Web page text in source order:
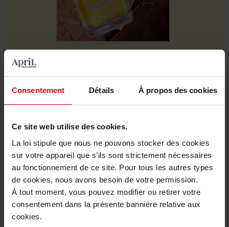
Consentement Détails À propos des cookies
Ce site web utilise des cookies.
La loi stipule que nous ne pouvons stocker des cookies
sur votre appareil que s’ils sont strictement nécessaires
au fonctionnement de ce site. Pour tous les autres types
de cookies, nous avons besoin de votre permission.
À tout moment, vous pouvez modifier ou retirer votre
consentement dans la présente bannière relative aux
cookies.
L’empreinte d’une liberté
intemporelle
tout semblait possible, oùl’authenticité et l’aventure
traçaient la route de celles et ceux en quête de grands
horizons.
Lancé en 1992 et toujours résolument contemporain, ce
parfum s’adresse auxhommes qui cultivent leur singularité
avec assurance
. Son caractère
boisé et ses notes de cuir
profondes évoquent la fly jacket, blouson emblématique des
explorateurs modernes, symbole d’une élégance brute et
sans effort.